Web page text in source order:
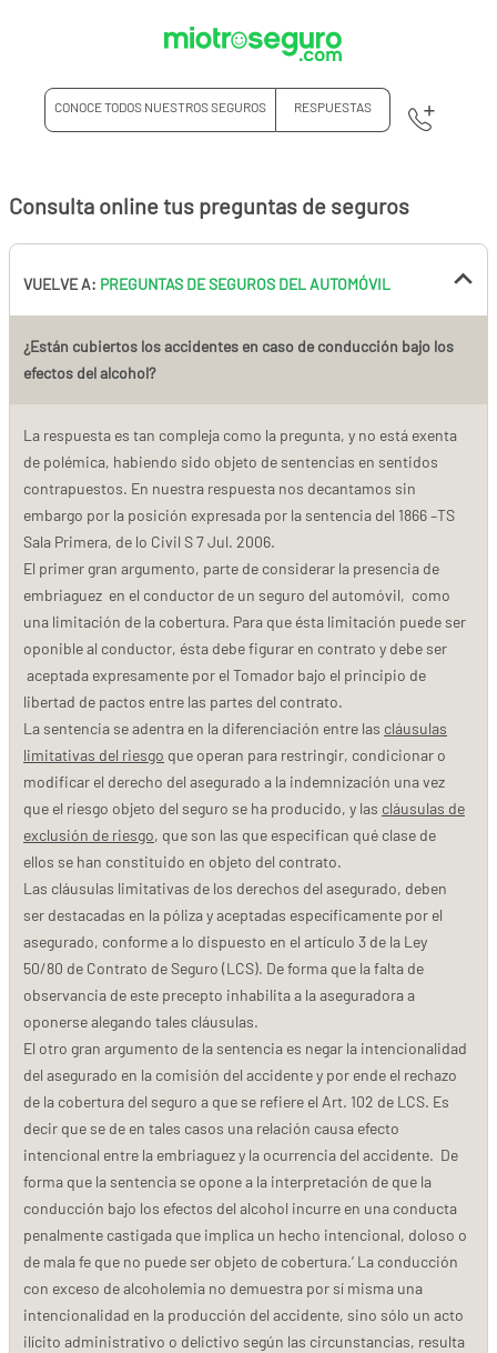
CONOCE TODOS NUESTROS SEGUROS RESPUESTAS
Consulta online tus preguntas de seguros
VUELVE A: PREGUNTAS DE SEGUROS DEL AUTOMÓVIL
¿Están cubiertos los accidentes en caso de conducción bajo los
efectos del alcohol?
La respuesta es tan compleja como la pregunta, y no está exenta
de polémica, habiendo sido objeto de sentencias en sentidos
contrapuestos. En nuestra respuesta nos decantamos sin
embargo por la posición expresada por la sentencia del 1866 –TS
Sala Primera, de lo Civil S 7 Jul. 2006.
El primer gran argumento, parte de considerar la presencia de
embriaguez en el conductor de un seguro del automóvil, como
una limitación de la cobertura. Para que ésta limitación puede ser
oponible al conductor, ésta debe figurar en contrato y debe ser
aceptada expresamente por el Tomador bajo el principio de
libertad de pactos entre las partes del contrato.
La sentencia se adentra en la diferenciación entre las cláusulas
limitativas del riesgo que operan para restringir, condicionar o
modificar el derecho del asegurado a la indemnización una vez
que el riesgo objeto del seguro se ha producido, y las cláusulas de
exclusión de riesgo, que son las que especifican qué clase de
ellos se han constituido en objeto del contrato.
Las cláusulas limitativas de los derechos del asegurado, deben
ser destacadas en la póliza y aceptadas específicamente por el
asegurado, conforme a lo dispuesto en el artículo 3 de la Ley
50/80 de Contrato de Seguro (LCS). De forma que la falta de
observancia de este precepto inhabilita a la aseguradora a
oponerse alegando tales cláusulas.
El otro gran argumento de la sentencia es negar la intencionalidad
del asegurado en la comisión del accidente y por ende el rechazo
de la cobertura del seguro a que se refiere el Art. 102 de LCS. Es
decir que se de en tales casos una relación causa efecto
intencional entre la embriaguez y la ocurrencia del accidente. De
forma que la sentencia se opone a la interpretación de que la
conducción bajo los efectos del alcohol incurre en una conducta
penalmente castigada que implica un hecho intencional, doloso o
de mala fe que no puede ser objeto de cobertura.’ La conducción
con exceso de alcoholemia no demuestra por sí misma una
intencionalidad en la producción del accidente, sino sólo un acto
ilícito administrativo o delictivo según las circunstancias, resulta